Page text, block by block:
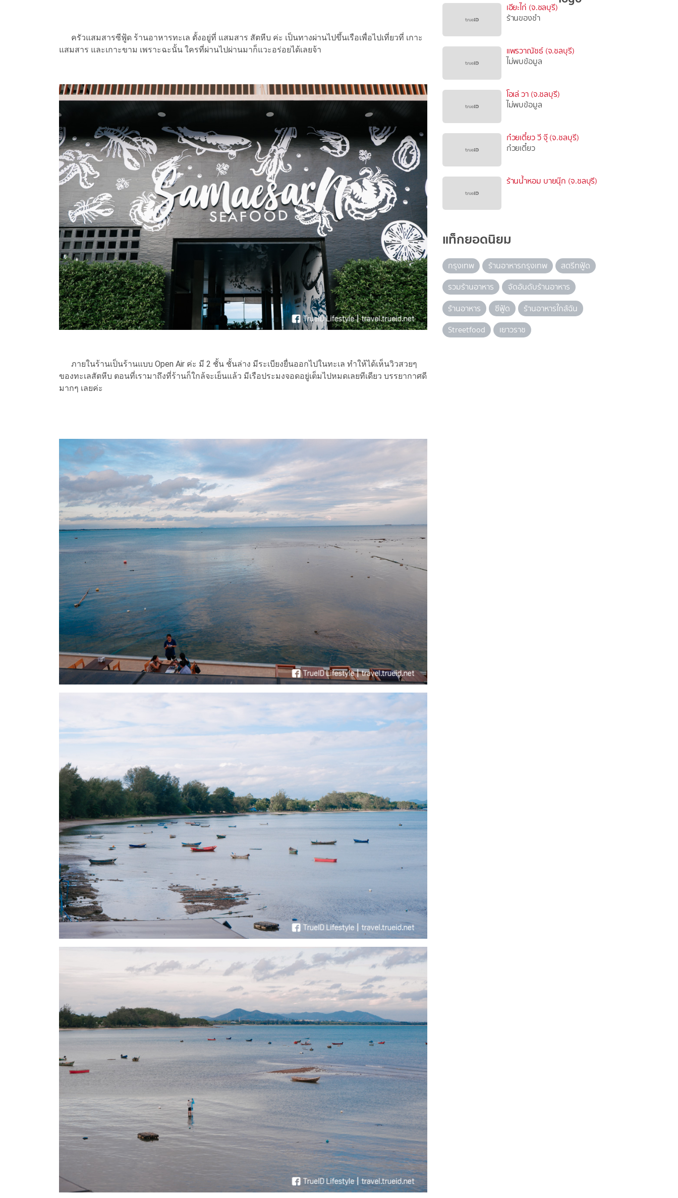
ครัวแสมสารซีฟู้ด ร้านอาหารทะเล ตั้งอยู่ที่ แสมสาร สัตหีบ ค่ะ เป็นทางผ่านไปขึ้นเรือเพื่อไปเที่ยวที่ เกาะ
แสมสาร และเกาะขาม เพราะฉะนั้น ใครที่ผ่านไปผ่านมาก็แวะอร่อยได้เลยจ้า
ภายในร้านเป็นร้านแบบ Open Air ค่ะ มี 2 ชั้น ชั้นล่าง มีระเบียงยื่นออกไปในทะเล ทำให้ได้เห็นวิวสวยๆ
ของทะเลสัตหีบ ตอนที่เรามาถึงที่ร้านก็ใกล้จะเย็นแล้ว มีเรือประมงจอดอยู่เต็มไปหมดเลยทีเดียว บรรยากาศดี
มากๆ เลยค่ะ
เอียะไก่ (จ.ชลบุรี)
ร้านของชำ
แพรวาณัชธ์ (จ.ชลบุรี)
ไม่พบข้อมูล
โอเล่ วา (จ.ชลบุรี)
ไม่พบข้อมูล
ก๋วยเตี๋ยว วี จุ๊ (จ.ชลบุรี)
ก๋วยเตี๋ยว
ร้านน้ำหอม บายนุ๊ก (จ.ชลบุรี)
แท็กยอดนิยม
กรุงเทพ ร้านอาหารกรุงเทพ
สตรีทฟู้ด
รวมร้านอาหาร
จัดอันดับร้านอาหาร
ร้านอาหาร
ซีฟู้ด
ร้านอาหารใกล้ฉัน
Streetfood
เยาวราช